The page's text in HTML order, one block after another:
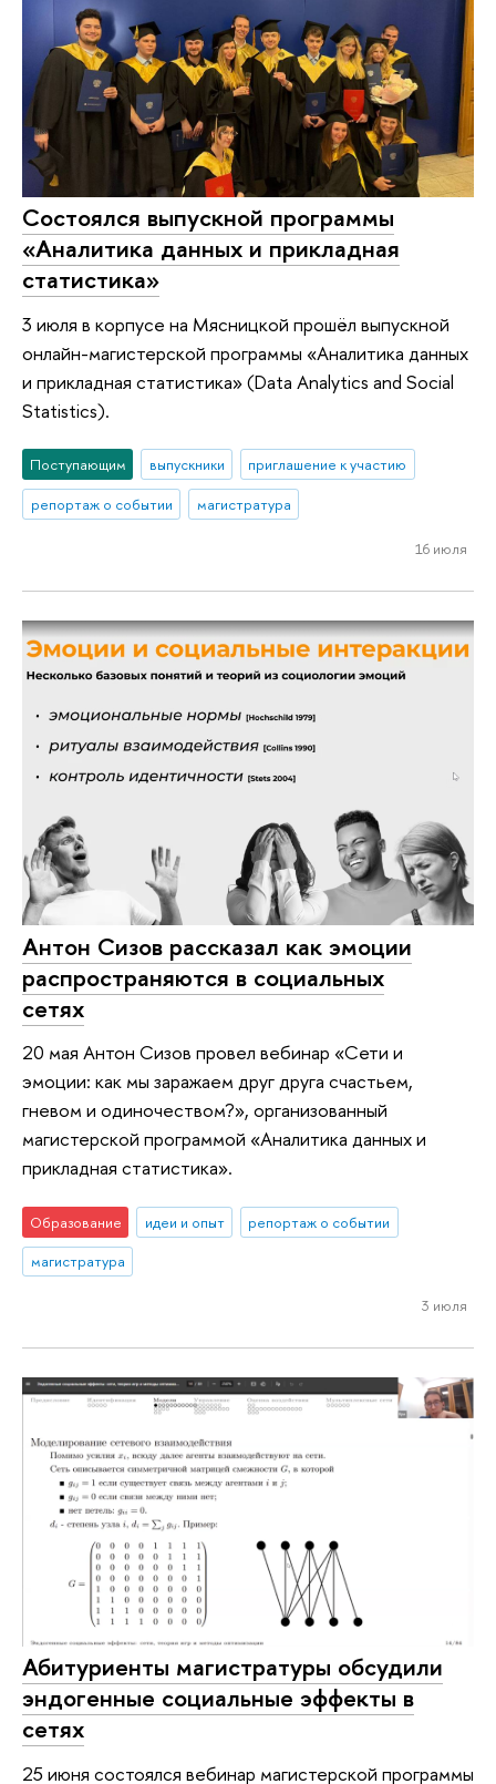
Состоялся выпускной программы
«Аналитика данных и прикладная
статистика»
3 июля в корпусе на Мясницкой прошёл выпускной
онлайн-магистерской программы «Аналитика данных
и прикладная статистика» (Data Analytics and Social
Statistics).
Поступающим выпускники
приглашение к участию
репортаж о событии
магистратура
16 июля
Антон Сизов рассказал как эмоции
распространяются в социальных
сетях
20 мая Антон Сизов провел вебинар «Сети и
эмоции: как мы заражаем друг друга счастьем,
гневом и одиночеством?», организованный
магистерской программой «Аналитика данных и
прикладная статистика».
Образование идеи и опыт
репортаж о событии
магистратура
3 июля
Абитуриенты магистратуры обсудили
эндогенные социальные эффекты в
сетях
25 июня состоялся вебинар магистерской программы